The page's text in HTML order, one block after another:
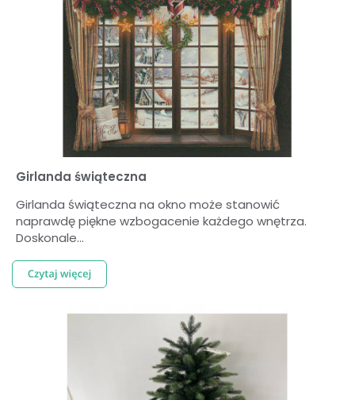
Girlanda świąteczna
Girlanda świąteczna na okno może stanowić
naprawdę piękne wzbogacenie każdego wnętrza.
Doskonale...